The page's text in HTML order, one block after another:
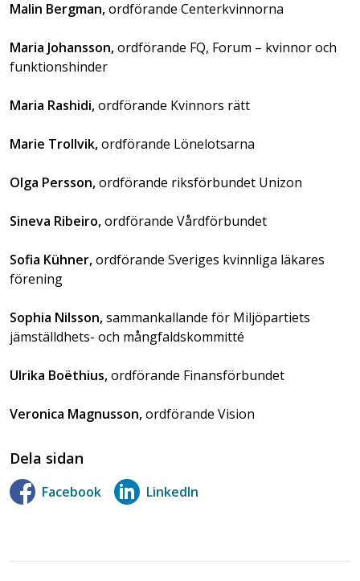
Malin Bergman,ordförande Centerkvinnorna
Maria Johansson,ordförande FQ, Forum – kvinnor och
funktionshinder
Maria Rashidi,ordförande Kvinnors rätt
Marie Trollvik,ordförande Lönelotsarna
Olga Persson,ordförande riksförbundet Unizon
Sineva Ribeiro,ordförande Vårdförbundet
Sofia Kühner,ordförande Sveriges kvinnliga läkares
förening
Sophia Nilsson,sammankallande för Miljöpartiets
jämställdhets- och mångfaldskommitté
Ulrika Boëthius,ordförande Finansförbundet
Veronica Magnusson,ordförande Vision
Dela sidan
Facebook LinkedIn